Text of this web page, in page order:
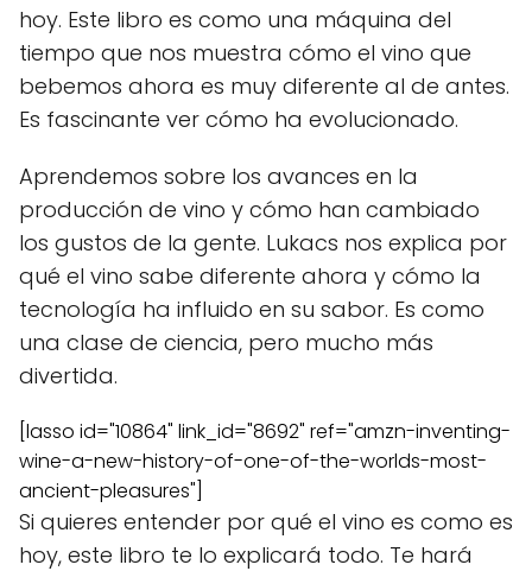
hoy. Este libro es como una máquina del
tiempo que nos muestra cómo el vino que
bebemos ahora es muy diferente al de antes.
Es fascinante ver cómo ha evolucionado.
Aprendemos sobre los avances en la
producción de vino y cómo han cambiado
los gustos de la gente. Lukacs nos explica por
qué el vino sabe diferente ahora y cómo la
tecnología ha influido en su sabor. Es como
una clase de ciencia, pero mucho más
divertida.
[lasso id="10864" link_id="8692" ref="amzn-inventing-
wine-a-new-history-of-one-of-the-worlds-most-
ancient-pleasures"]
Si quieres entender por qué el vino es como es
hoy, este libro te lo explicará todo. Te hará